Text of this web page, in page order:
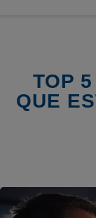
TOP
QUE